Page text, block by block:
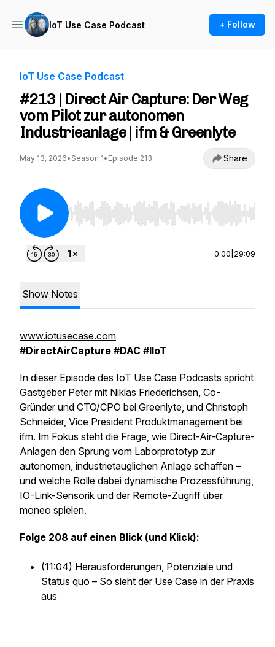
IoT Use Case Podcast + Follow
IoT Use Case Podcast
#213 | Direct Air Capture: Der Weg
vom Pilot zur autonomen
Industrieanlage | ifm & Greenlyte
May 13, 2026• Season 1• Episode 213 Share
Use Left/Right to seek, Home/End to jump to
0:00 29:09
Show Notes
www.iotusecase.com
#DirectAirCapture #DAC #IIoT
In dieser Episode des IoT Use Case Podcasts spricht
Gastgeber Peter mit Niklas Friederichsen, Co-
Gründer und CTO/CPO bei Greenlyte, und Christoph
Schneider, Vice President Produktmanagement bei
ifm. Im Fokus steht die Frage, wie Direct-Air-Capture-
Anlagen den Sprung vom Laborprototyp zur
autonomen, industrietauglichen Anlage schaffen –
und welche Rolle dabei dynamische Prozessführung,
IO-Link-Sensorik und der Remote-Zugriff über
moneo spielen.
Folge 208 auf einen Blick (und Klick):
(11:04) Herausforderungen, Potenziale und
Status quo – So sieht der Use Case in der Praxis
aus